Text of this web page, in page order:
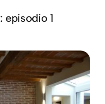
episodio 1